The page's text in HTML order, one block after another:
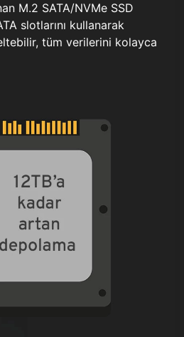
M.2 SATA/NVMe SSD
slotlarını kullanarak
tüm verilerini kolayca